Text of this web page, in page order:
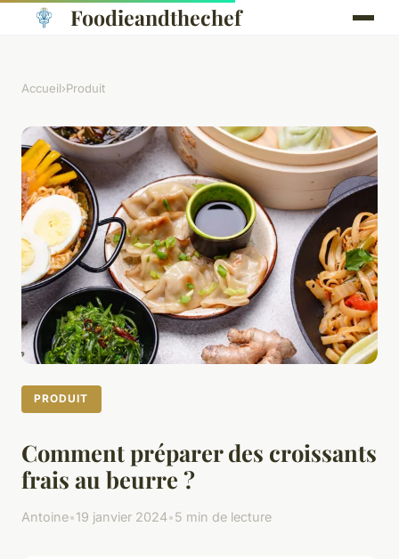
Foodieandthechef
Accueil›Produit
PRODUIT
Comment préparer des croissants
frais au beurre ?
Antoine•19 janvier 2024•5 min de lecture